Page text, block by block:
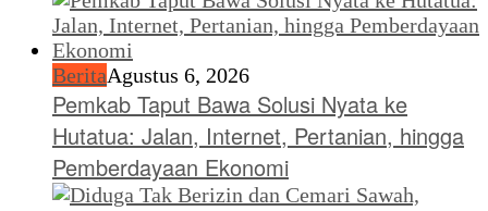
BeritaAgustus 6, 2026
Pemkab Taput Bawa Solusi Nyata ke
Hutatua: Jalan, Internet, Pertanian, hingga
Pemberdayaan Ekonomi